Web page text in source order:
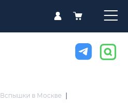
Вспышки в Москве |